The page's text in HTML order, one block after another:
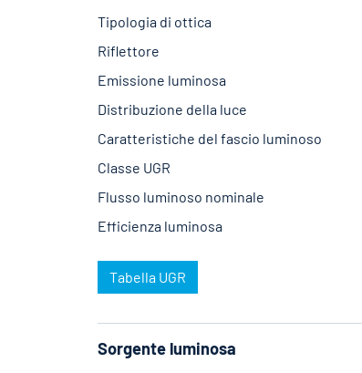
Tipologia di ottica
Riflettore
Emissione luminosa
Distribuzione della luce
Caratteristiche del fascio luminoso
Classe UGR
Flusso luminoso nominale
Efficienza luminosa
Tabella UGR
Sorgente luminosa